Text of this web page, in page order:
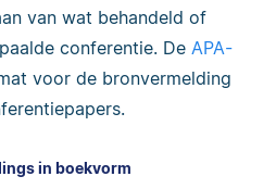
van wat behandeld of
conferentie. De APA-
voor de bronvermelding
in boekvorm